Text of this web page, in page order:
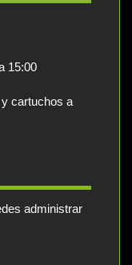
15:00
cartuchos a
administrar